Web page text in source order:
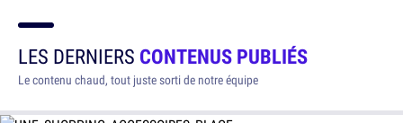
LES DERNIERS CONTENUS PUBLIÉS
Le contenu chaud, tout juste sorti de notre équipe